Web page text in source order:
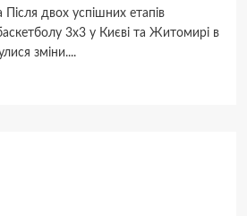
двох успішних етапів
3х3 у Києві та Житомирі в
зміни....